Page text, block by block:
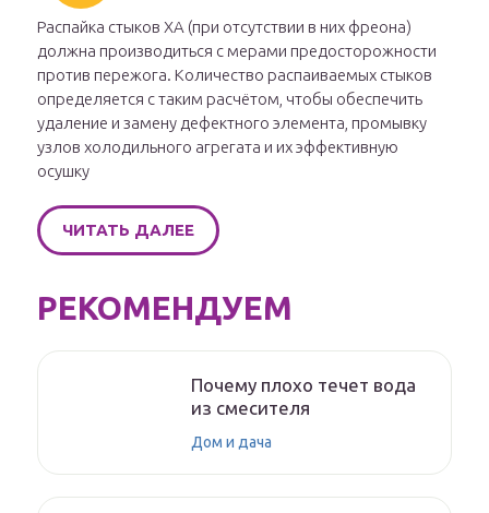
Распайка стыков ХА (при отсутствии в них фреона)
должна производиться с мерами предосторожности
против пережога. Количество распаиваемых стыков
определяется с таким расчётом, чтобы обеспечить
удаление и замену дефектного элемента, промывку
узлов холодильного агрегата и их эффективную
осушку
ЧИТАТЬ ДАЛЕЕ
РЕКОМЕНДУЕМ
Почему плохо течет вода
из смесителя
Дом и дача